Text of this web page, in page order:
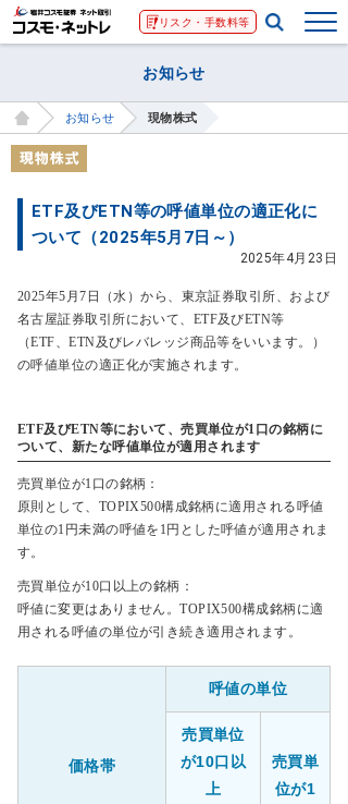
リスク・手数料等
お知らせ
お知らせ 現物株式
ETF及びETN等の呼値単位の適正化に
ついて（2025年5月7日～）
2025年4月23日
2025年5月7日（水）から、東京証券取引所、および
名古屋証券取引所において、ETF及びETN等
（ETF、ETN及びレバレッジ商品等をいいます。）
の呼値単位の適正化が実施されます。
ETF及びETN等において、売買単位が1口の銘柄に
ついて、新たな呼値単位が適用されます
売買単位が1口の銘柄：
原則として、TOPIX500構成銘柄に適用される呼値
単位の1円未満の呼値を1円とした呼値が適用されま
す。
売買単位が10口以上の銘柄：
呼値に変更はありません。TOPIX500構成銘柄に適
用される呼値の単位が引き続き適用されます。
価格帯
呼値の単位
売買単位
が10口以
上
売買単
位が1